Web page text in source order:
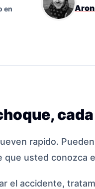
en
Aron
rapido.
que usted conozca
el accidente,